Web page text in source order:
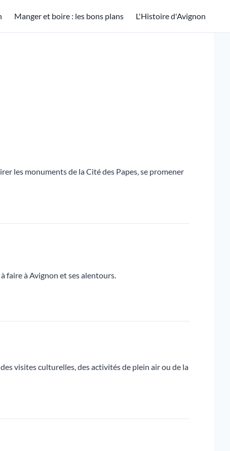
Manger et boire : les bons plans L'Histoire d'Avignon
les monuments de la Cité des Papes, se promener
faire à Avignon et ses alentours.
visites culturelles, des activités de plein air ou de la